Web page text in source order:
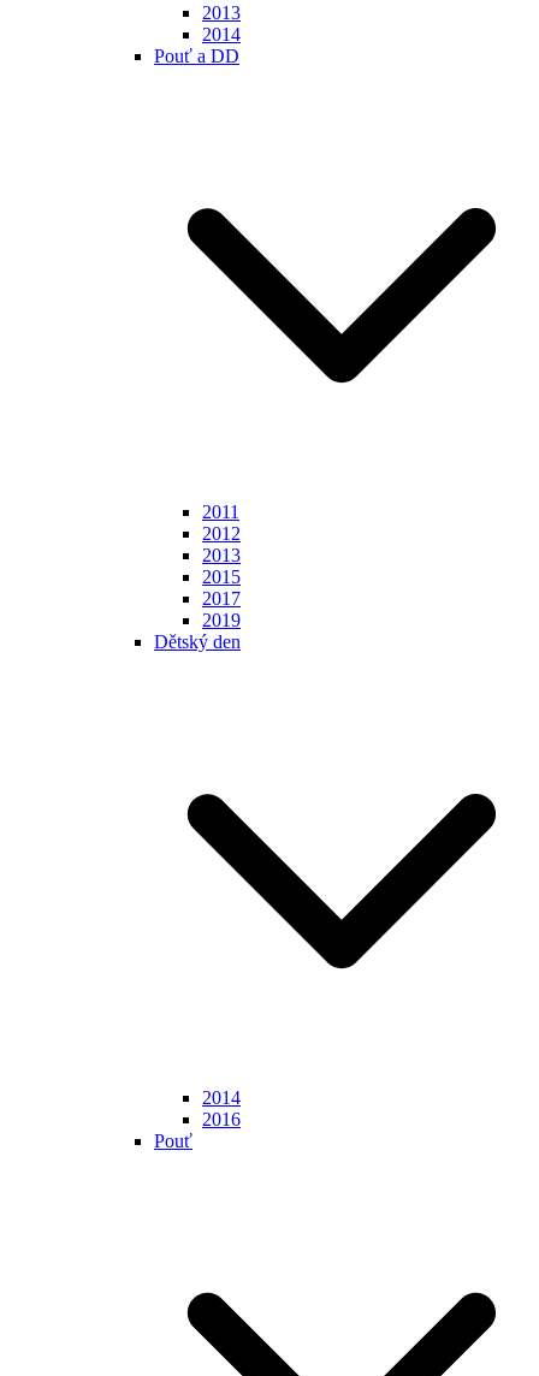
2013
2014
Pouť a DD
2011
2012
2013
2015
2017
2019
Dětský den
2014
2016
Pouť